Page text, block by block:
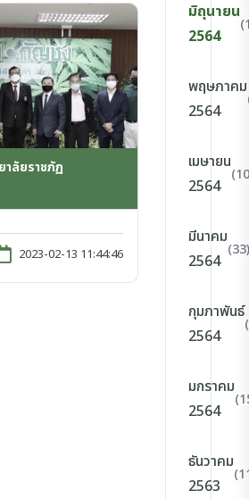
ลัยราชภัฏ
2023-02-13 11:44:46
มิถุนายน
2564
พฤษภาคม
2564
เมษายน
2564
มีนาคม
2564
(33)
กุมภาพันธ์
2564
มกราคม
2564
ธันวาคม
2563